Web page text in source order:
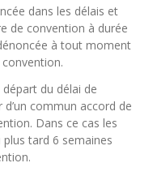
dans les délais et
de convention à durée
à tout moment
du délai de
commun accord de
Dans ce cas les
tard 6 semaines